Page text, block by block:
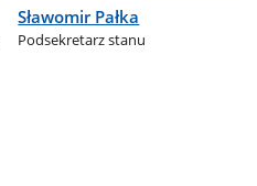
Sławomir Pałka
Podsekretarz stanu